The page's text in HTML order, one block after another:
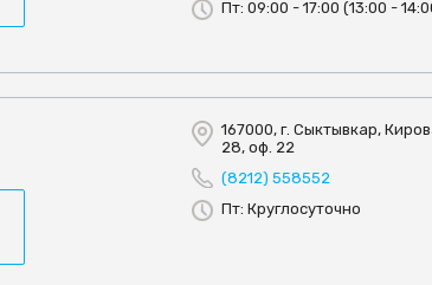
Пт: 09:00 - 17:00 (13:00 -
167000, г. Сыктывкар,
28, оф. 22
(8212) 558552
Пт: Круглосуточно